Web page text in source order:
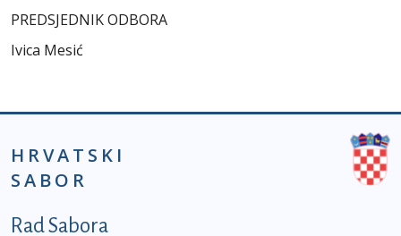
PREDSJEDNIK ODBORA
Ivica Mesić
HRVATSKI
SABOR
Podnožje prvi izbornik
Rad Sabora